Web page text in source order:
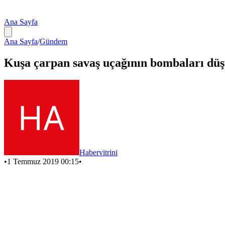
Ana Sayfa
Ana Sayfa/Gündem
Kuşa çarpan savaş uçağının bombaları
Habervitrini
•1 Temmuz 2019 00:15•